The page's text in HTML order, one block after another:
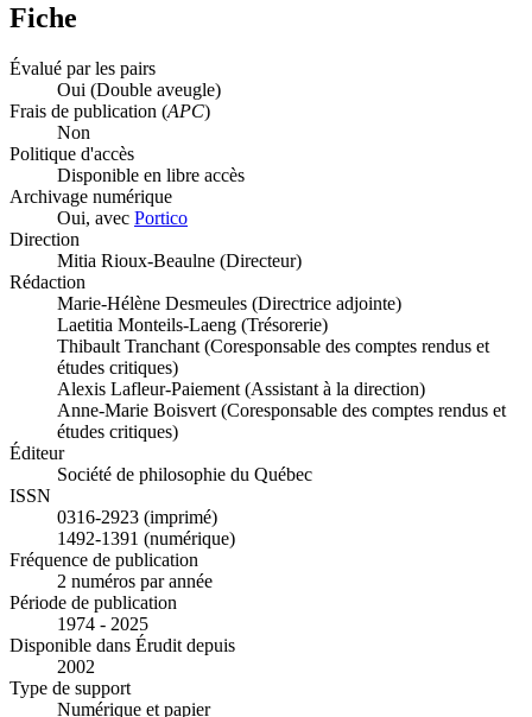
Fiche
Évalué par les pairs
Oui (Double aveugle)
Frais de publication (APC)
Non
Politique d'accès
Disponible en libre accès
Archivage numérique
Oui, avec Portico
Direction
Mitia Rioux-Beaulne (Directeur)
Rédaction
Marie-Hélène Desmeules (Directrice adjointe)
Laetitia Monteils-Laeng (Trésorerie)
Thibault Tranchant (Coresponsable des comptes rendus et
études critiques)
Alexis Lafleur-Paiement (Assistant à la direction)
Anne-Marie Boisvert (Coresponsable des comptes rendus et
études critiques)
Éditeur
Société de philosophie du Québec
ISSN
0316-2923 (imprimé)
1492-1391 (numérique)
Fréquence de publication
2 numéros par année
Période de publication
1974 - 2025
Disponible dans Érudit depuis
2002
Type de support
Numérique et papier